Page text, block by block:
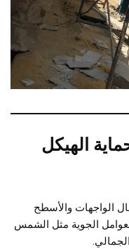
الهيكل
الواجهات والأسطح
الجوية مثل الشمس